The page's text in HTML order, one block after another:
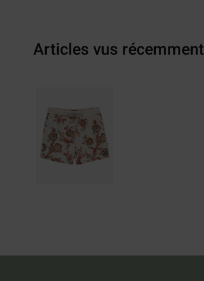
Articles vus récemment